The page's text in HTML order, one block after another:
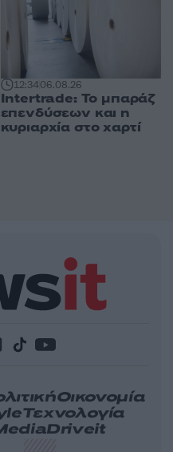
12:3406.08.26
Intertrade: Το μπαράζ
επενδύσεων και η
κυριαρχία στο χαρτί
Οικονομία
Τεχνολογία
Driveit